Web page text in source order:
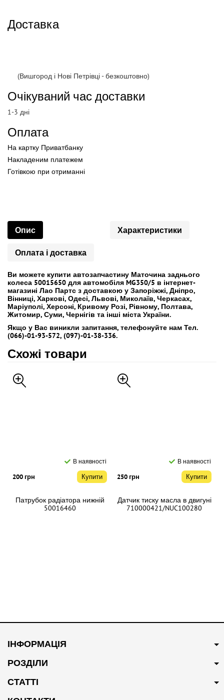
Доставка
(Вишгород і Нові Петрівці - безкоштовно)
Очікуваний час доставки
1-3 дні
Оплата
На картку Приватбанку
Накладеним платежем
Готівкою при отриманні
Опис Характеристики
Оплата і доставка
Ви можете купити автозапчастину Маточина заднього
колеса 50015650 для автомобіля MG350/5 в інтернет-
магазині Лао Партс з доставкою у Запоріжжі, Дніпро,
Вінниці, Харкові, Одесі, Львові, Миколаїв, Черкасах,
Маріуполі, Херсоні, Кривому Розі, Рівному, Полтава,
Житомир, Суми, Чернігів та інші міста України.
Якщо у Вас виникли запитання, телефонуйте нам Тел.
(066)-01-93-572, (097)-01-38-336.
Схожі товари
В наявності
200 грн Купити
Патрубок радіатора нижній
50016460
В наявності
250 грн Купити
Датчик тиску масла в двигуні
710000421/NUC100280
250 грн Купити
Патрубок системи
200 грн Купити
ІНФОРМАЦІЯ
РОЗДІЛИ
СТАТТІ